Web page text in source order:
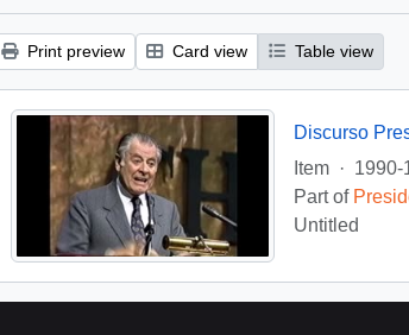
Print preview Card view Table view
Discurso
Item
· 1990-
Part of
Untitled